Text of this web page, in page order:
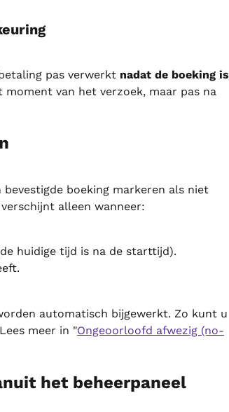
pas verwerkt nadat de boeking is
van het verzoek, maar pas na
boeking markeren als niet
verschijnt alleen wanneer:
huidige tijd is na de starttijd).
automatisch bijgewerkt. Zo kunt u
meer in "Ongeoorloofd afwezig (no-
het beheerpaneel